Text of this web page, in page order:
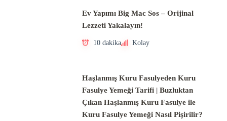
Ev Yapımı Big Mac Sos – Orijinal
Lezzeti Yakalayın!
10 dakika Kolay
Haşlanmış Kuru Fasulyeden Kuru
Fasulye Yemeği Tarifi | Buzluktan
Çıkan Haşlanmış Kuru Fasulye ile
Kuru Fasulye Yemeği Nasıl Pişirilir?